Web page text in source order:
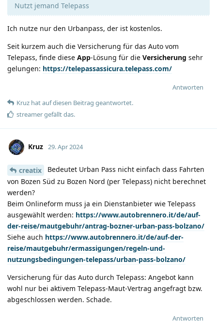
Nutzt jemand Telepass
Ich nutze nur den Urbanpass, der ist kostenlos.
Seit kurzem auch die Versicherung für das Auto vom
Telepass, finde diese App-Lösung für die Versicherung sehr
gelungen: https://telepassassicura.telepass.com/
Antworten
Kruz hatauf diesen Beitrag geantwortet.
streamergefällt das.
Kruz 29. Apr 2024
creatix
Bedeutet Urban Pass nicht einfach dass Fahrten
von Bozen Süd zu Bozen Nord (per Telepass) nicht berechnet
werden?
Beim Onlineform muss ja ein Dienstanbieter wie Telepass
ausgewählt werden: https://www.autobrennero.it/de/auf-
der-reise/mautgebuhr/antrag-bozner-urban-pass-bolzano/
Siehe auch https://www.autobrennero.it/de/auf-der-
reise/mautgebuhr/ermassigungen/regeln-und-
nutzungsbedingungen-telepass/urban-pass-bolzano/
Versicherung für das Auto durch Telepass: Angebot kann
wohl nur bei aktivem Telepass-Maut-Vertrag angefragt bzw.
abgeschlossen werden. Schade.
Antworten